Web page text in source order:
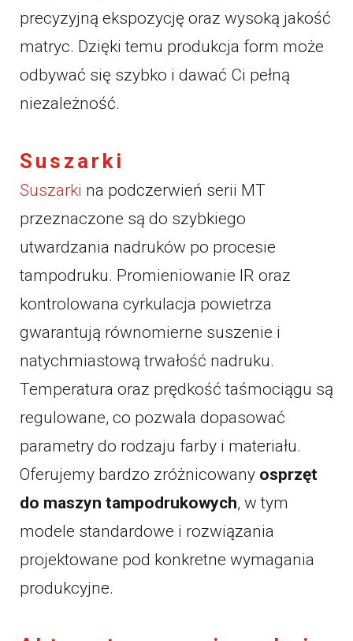
precyzyjną ekspozycję oraz wysoką jakość
matryc. Dzięki temu produkcja form może
odbywać się szybko i dawać Ci pełną
niezależność.
Suszarki
Suszarki na podczerwień serii MT
przeznaczone są do szybkiego
utwardzania nadruków po procesie
tampodruku. Promieniowanie IR oraz
kontrolowana cyrkulacja powietrza
gwarantują równomierne suszenie i
natychmiastową trwałość nadruku.
Temperatura oraz prędkość taśmociągu są
regulowane, co pozwala dopasować
parametry do rodzaju farby i materiału.
Oferujemy bardzo zróżnicowany osprzęt
do maszyn tampodrukowych, w tym
modele standardowe i rozwiązania
projektowane pod konkretne wymagania
produkcyjne.